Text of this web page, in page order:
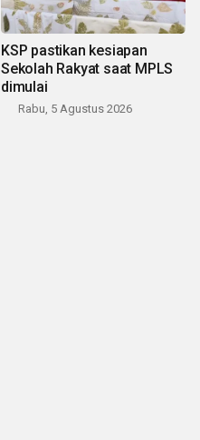
KSP pastikan kesiapan
Sekolah Rakyat saat MPLS
dimulai
Rabu, 5 Agustus 2026